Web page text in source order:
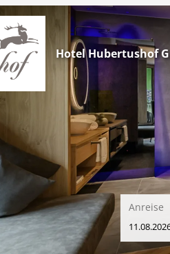
Hotel Hubertushof
Anreise